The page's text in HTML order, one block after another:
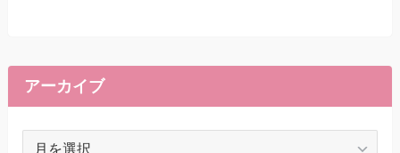
アーカイブ